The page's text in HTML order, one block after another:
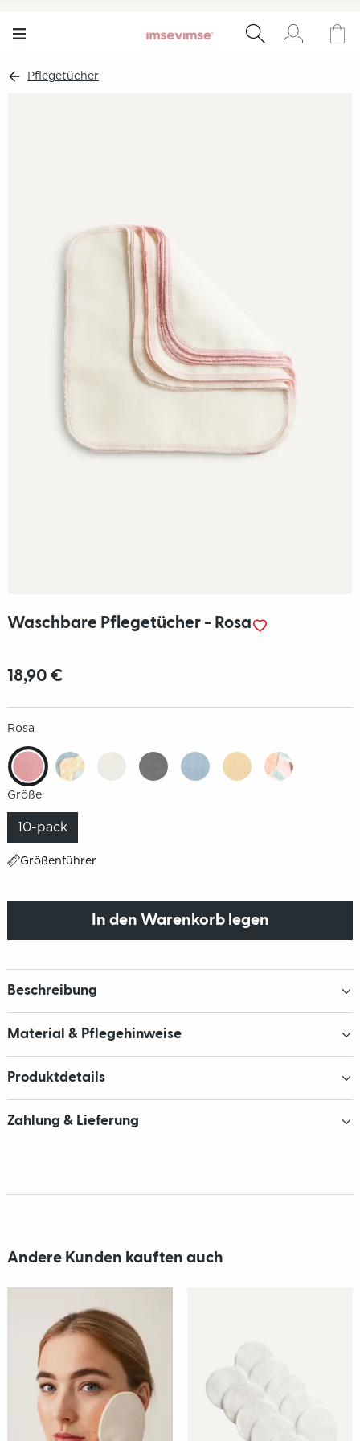
Pflegetücher
Waschbare Pflegetücher - Rosa
18,90 €
Rosa
Größe
10-pack
Größenführer
In den Warenkorb legen
Beschreibung
Material & Pflegehinweise
Produktdetails
Zahlung & Lieferung
Andere Kunden kauften auch